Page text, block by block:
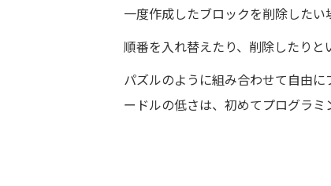
一度作成したブロックを削除したい
順番を入れ替えたり、削除したりと
パズルのように組み合わせて自由
ードルの低さは、初めてプログラミ